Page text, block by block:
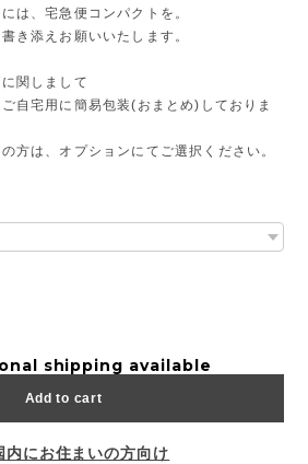
は、宅急便コンパクトを。
き添えお願いいたします。
関しまして
自宅用に簡易包装(おまとめ)しておりま
方は、オプションにてご選択ください。
shipping available
Add to cart
内にお住まいの方向け